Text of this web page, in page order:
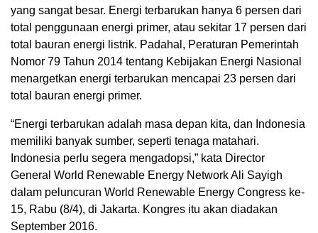
yang sangat besar. Energi terbarukan hanya 6 persen dari
total penggunaan energi primer, atau sekitar 17 persen dari
total bauran energi listrik. Padahal, Peraturan Pemerintah
Nomor 79 Tahun 2014 tentang Kebijakan Energi Nasional
menargetkan energi terbarukan mencapai 23 persen dari
total bauran energi primer.
“Energi terbarukan adalah masa depan kita, dan Indonesia
memiliki banyak sumber, seperti tenaga matahari.
Indonesia perlu segera mengadopsi,” kata Director
General World Renewable Energy Network Ali Sayigh
dalam peluncuran World Renewable Energy Congress ke-
15, Rabu (8/4), di Jakarta. Kongres itu akan diadakan
September 2016.